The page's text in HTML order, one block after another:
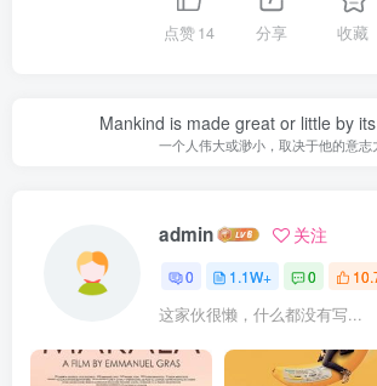
点赞14 分享 收藏
Mankind is made great or little by
一个人伟大或渺小，取决于他的意志
admin 关注
0 1.1W+ 0
这家伙很懒，什么都没有写...